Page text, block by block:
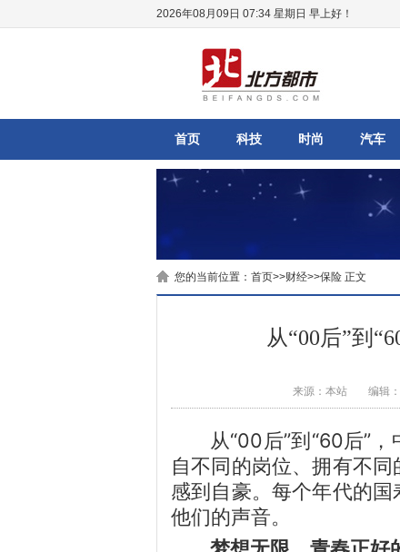
2026年08月09日 07:34 星期日 早上好！
首页 科技 时尚 汽车
您的当前位置： 首页>>财经>>保险 正文
从“00后”到
来源：本站 编辑
从“00后”到“60后”
自不同的岗位、拥有不
感到自豪。每个年代的
他们的声音。